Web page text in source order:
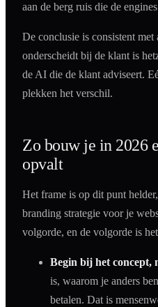
aan de berg ruis die de
De conclusie is consistent
onderscheidt bij de klant is
de AI die de klant adviseert.
plekken het verschil.
Zo bouw je in 2026
opvalt
Het frame is op dit punt
branding strategie voor je
volgorde, en de volgorde is
Begin bij het concept,
is, waarom je anders
betalen. Dat is